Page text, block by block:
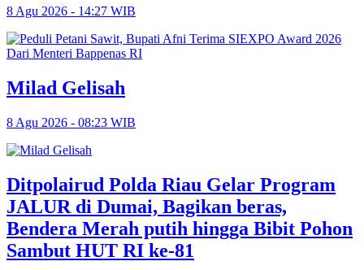
8 Agu 2026 - 14:27 WIB
Milad Gelisah
8 Agu 2026 - 08:23 WIB
Ditpolairud Polda Riau Gelar Program
JALUR di Dumai, Bagikan beras,
Bendera Merah putih hingga Bibit Pohon
Sambut HUT RI ke-81